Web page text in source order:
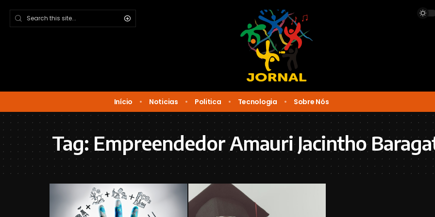
Início Noticias Politica Tecnologia Sobre Nós
Tag:Empreendedor Amauri Jacintho